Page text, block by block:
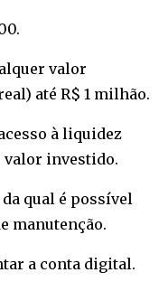
valor
até R$ 1 milhão.
à liquidez
valor investido.
qual é possível
manutenção.
a conta digital.